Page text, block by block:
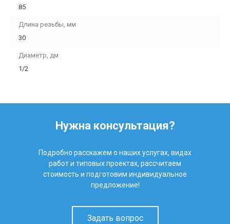
85
Длина резьбы, мм
30
Диаметр, дм
1/2
Нужна консультация?
Подробно расскажем о наших услугах, видах
работ и типовых проектах, рассчитаем
стоимость и подготовим индивидуальное
предложение!
Задать вопрос